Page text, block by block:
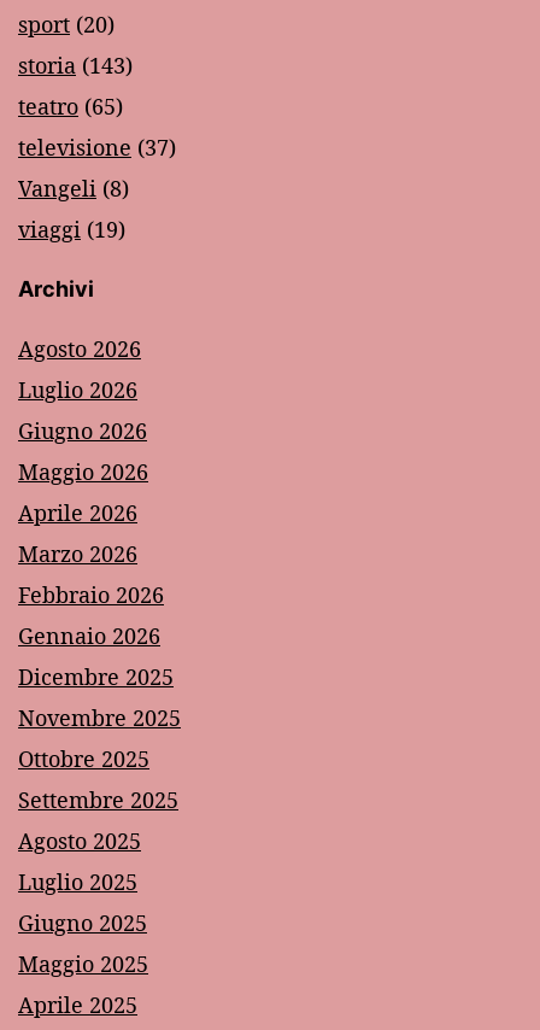
sport (20)
storia (143)
teatro (65)
televisione (37)
Vangeli (8)
viaggi (19)
Archivi
Agosto 2026
Luglio 2026
Giugno 2026
Maggio 2026
Aprile 2026
Marzo 2026
Febbraio 2026
Gennaio 2026
Dicembre 2025
Novembre 2025
Ottobre 2025
Settembre 2025
Agosto 2025
Luglio 2025
Giugno 2025
Maggio 2025
Aprile 2025